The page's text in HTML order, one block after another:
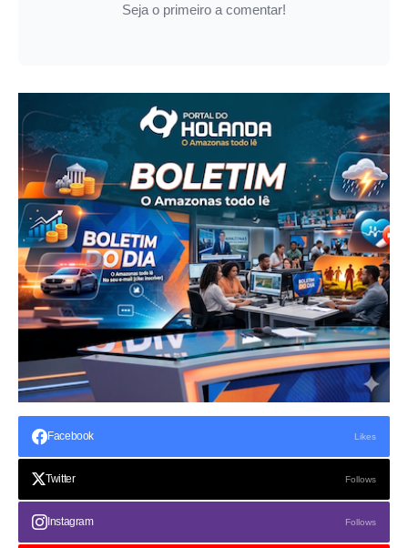
Seja o primeiro a comentar!
Facebook Likes
Twitter Follows
Instagram Follows